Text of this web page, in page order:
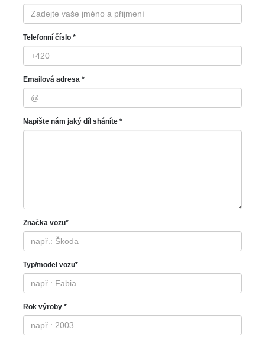
Telefonní číslo *
Emailová adresa *
Napište nám jaký díl sháníte *
Značka vozu*
Typ/model vozu*
Rok výroby *